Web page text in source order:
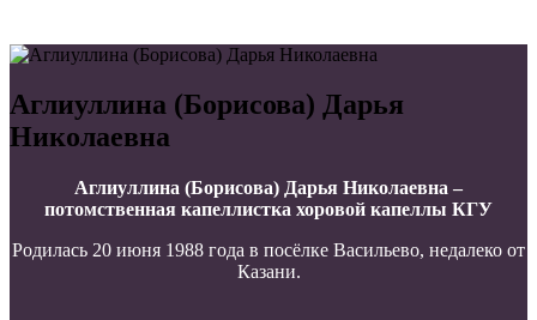
Аглиуллина (Борисова) Дарья
Николаевна
Аглиуллина (Борисова) Дарья Николаевна –
потомственная капеллистка хоровой капеллы КГУ
Родилась 20 июня 1988 года в посёлке Васильево, недалеко от
Казани.